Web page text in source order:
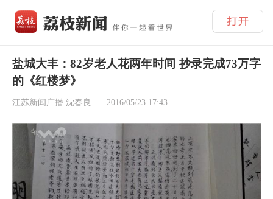
盐城大丰：82岁老人花两年时间 抄录完成73万字
的《红楼梦》
江苏新闻广播 沈春良 2016/05/23 17:43